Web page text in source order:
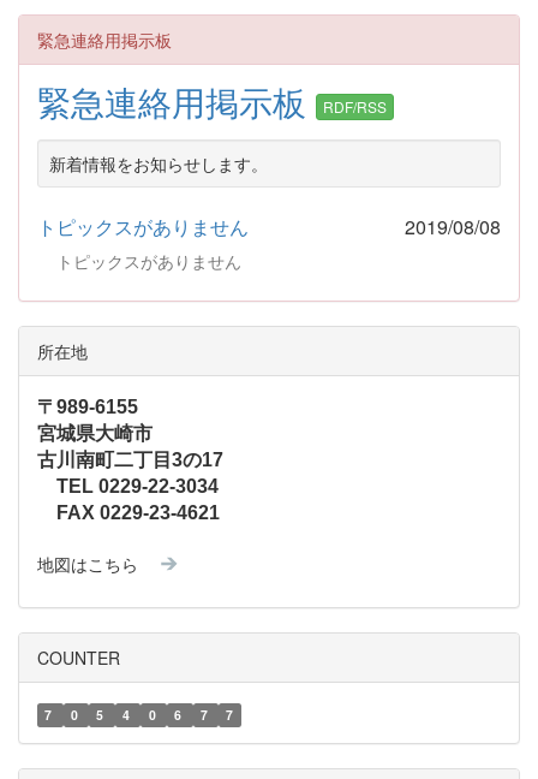
緊急連絡用掲示板
緊急連絡用掲示板 RDF/RSS
新着情報をお知らせします。
トピックスがありません 2019/08/08
トピックスがありません
所在地
〒989-6155
宮城県大崎市
古川南町二丁目3の17
TEL 0229-22-3034
FAX 0229-23-4621
地図はこちら
COUNTER
7 0 5 4 0 6 7 7